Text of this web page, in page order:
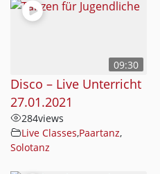
09:30
Disco – Live Unterricht
27.01.2021
284views
Live Classes,Paartanz,
Solotanz